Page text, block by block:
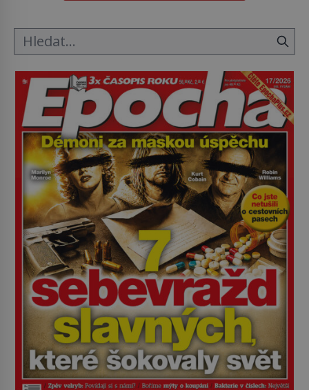
byl zastáncem stoicismu, učení, […]